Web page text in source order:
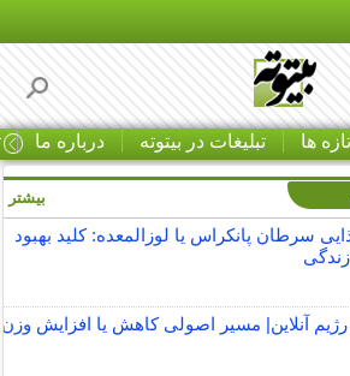
تازه ها تبلیغات در بیتوته درباره ما
سرطان پانکراس یا لوزالمعده: کلید بهبود
رژیم آنلاین| مسیر اصولی کاهش یا افزایش وزن
بیشتر